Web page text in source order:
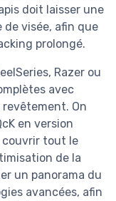
doit laisser une
visée, afin que
prolongé.
Razer ou
avec
On
en version
couvrir tout le
de la
un panorama du
avancées, afin